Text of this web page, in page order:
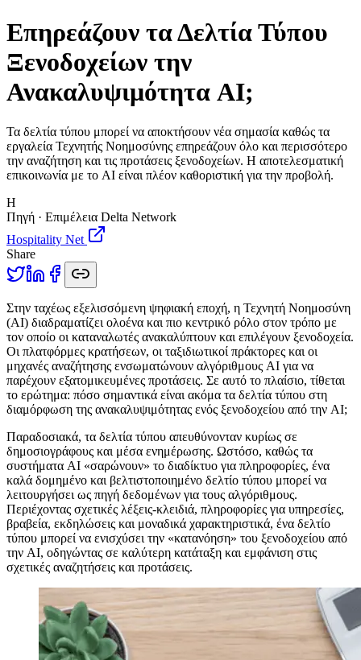
Επηρεάζουν τα Δελτία Τύπου
Ξενοδοχείων την
Ανακαλυψιμότητα AI;
Τα δελτία τύπου μπορεί να αποκτήσουν νέα σημασία καθώς τα
εργαλεία Τεχνητής Νοημοσύνης επηρεάζουν όλο και περισσότερο
την αναζήτηση και τις προτάσεις ξενοδοχείων. Η αποτελεσματική
επικοινωνία με το AI είναι πλέον καθοριστική για την προβολή.
H
Πηγή · Επιμέλεια Delta Network
Hospitality Net
Share
Στην ταχέως εξελισσόμενη ψηφιακή εποχή, η Τεχνητή Νοημοσύνη
(AI) διαδραματίζει ολοένα και πιο κεντρικό ρόλο στον τρόπο με
τον οποίο οι καταναλωτές ανακαλύπτουν και επιλέγουν ξενοδοχεία.
Οι πλατφόρμες κρατήσεων, οι ταξιδιωτικοί πράκτορες και οι
μηχανές αναζήτησης ενσωματώνουν αλγόριθμους AI για να
παρέχουν εξατομικευμένες προτάσεις. Σε αυτό το πλαίσιο, τίθεται
το ερώτημα: πόσο σημαντικά είναι ακόμα τα δελτία τύπου στη
διαμόρφωση της ανακαλυψιμότητας ενός ξενοδοχείου από την AI;
Παραδοσιακά, τα δελτία τύπου απευθύνονταν κυρίως σε
δημοσιογράφους και μέσα ενημέρωσης. Ωστόσο, καθώς τα
συστήματα AI «σαρώνουν» το διαδίκτυο για πληροφορίες, ένα
καλά δομημένο και βελτιστοποιημένο δελτίο τύπου μπορεί να
λειτουργήσει ως πηγή δεδομένων για τους αλγόριθμους.
Περιέχοντας σχετικές λέξεις-κλειδιά, πληροφορίες για υπηρεσίες,
βραβεία, εκδηλώσεις και μοναδικά χαρακτηριστικά, ένα δελτίο
τύπου μπορεί να ενισχύσει την «κατανόηση» του ξενοδοχείου από
την AI, οδηγώντας σε καλύτερη κατάταξη και εμφάνιση στις
σχετικές αναζητήσεις και προτάσεις.